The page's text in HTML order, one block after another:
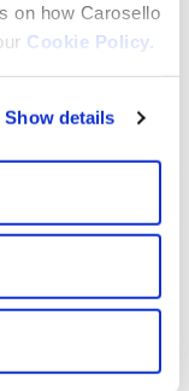
on how Carosello
Cookie Policy.
Show details